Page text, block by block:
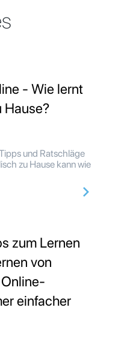
- Wie lernt
Hause?
und Ratschläge
zu Hause kann wie
zum Lernen
von
einfacher